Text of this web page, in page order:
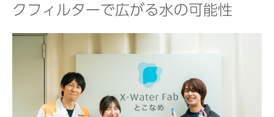
企業ニュース
国内製品ニュース
グローバル製品ニュース
クフィルターで広がる水の可能性